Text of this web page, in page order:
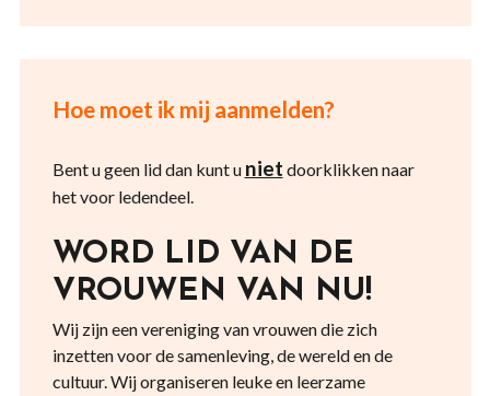
Hoe moet ik mij aanmelden?
Bent u geen lid dan kunt u niet doorklikken naar
het voor ledendeel.
WORD LID VAN DE
VROUWEN VAN NU!
Wij zijn een vereniging van vrouwen die zich
inzetten voor de samenleving, de wereld en de
cultuur. Wij organiseren leuke en leerzame